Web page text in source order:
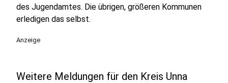
des Jugendamtes. Die übrigen, größeren Kommunen
erledigen das selbst.
Anzeige
Weitere Meldungen für den Kreis Unna